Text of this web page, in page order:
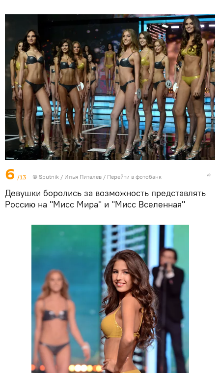
6 /13 © Sputnik / Илья Питалев / Перейти в фотобанк
Девушки боролись за возможность представлять
Россию на "Мисс Мира" и "Мисс Вселенная"